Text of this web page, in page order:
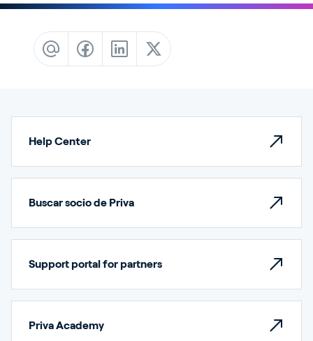
Help Center
Buscar socio de Priva
Support portal for partners
Priva Academy